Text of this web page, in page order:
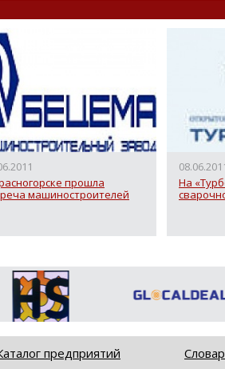
прошла
машиностроителей
На
предприятий